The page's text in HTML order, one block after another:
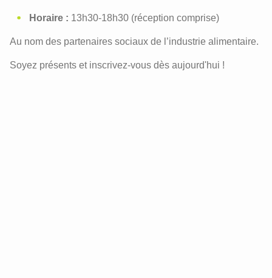
Horaire : 13h30-18h30 (réception comprise)
Au nom des partenaires sociaux de l’industrie alimentaire.
Soyez présents et inscrivez-vous dès aujourd'hui !